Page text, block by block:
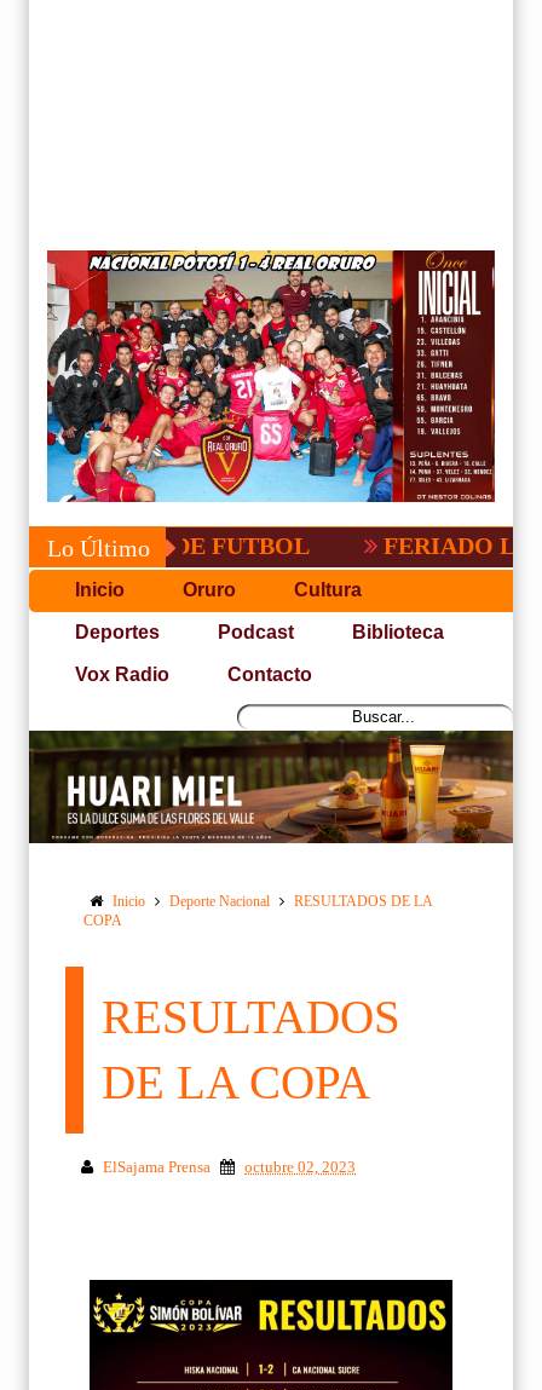
Lo ÚltimoDE FUTBOL FERIADO LARGO
Inicio Oruro Cultura
Deportes Podcast Biblioteca
Vox Radio Contacto
Inicio Deporte Nacional
RESULTADOS DE LA
COPA
RESULTADOS
DE LA COPA
ElSajama Prensa octubre 02, 2023